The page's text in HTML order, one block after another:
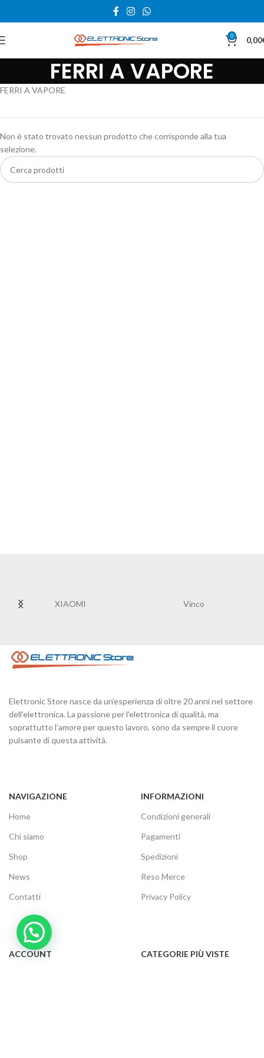
0 0,00
FERRI A VAPORE
FERRI A VAPORE
Non è stato trovato nessun prodotto che corrisponde alla tua
selezione.
XIAOMI Vinco
Elettronic Store nasce da un’esperienza di oltre 20 anni nel settore
dell'elettronica. La passione per l'elettronica di qualità, ma
soprattutto l’amore per questo lavoro, sono da sempre il cuore
pulsante di questa attività.
NAVIGAZIONE
Home
Chi siamo
Shop
News
Contatti
INFORMAZIONI
Condizioni generali
Pagamenti
Spedizioni
Reso Merce
Privacy Policy
ACCOUNT
CATEGORIE PIÙ VISTE